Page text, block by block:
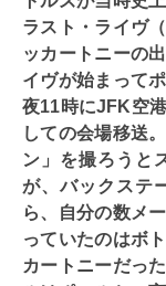
ラスト・ライヴ
ッカートニーの
イヴが始まって
夜11時にJFK空
しての会場移送
ン」を撮ろうと
が、バックステ
ら、自分の数メ
っていたのはボ
カートニーだっ